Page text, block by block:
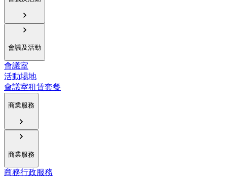
會議及活動
會議室
活動場地
會議室租賃套餐
商業服務
商業服務
商務行政服務